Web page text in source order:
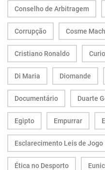
Conselho de Arbitragem
Corrupção Cosme
Cristiano Ronaldo
Di Maria Diomande
Documentário Duarte
Egipto Empurrar
Esclarecimento Leis de Jogo
Ética no Desporto